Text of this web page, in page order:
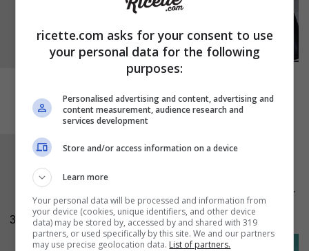
3
Infornate la teglia in forno caldo a 180°C per
circa 4-5 minuti
capovolgete i dolcetti, fateli cuocere ancora per
4-5 minuti e sfornate.
ricette.com asks for your consent to use
your personal data for the following
purposes:
Personalised advertising and content, advertising and
content measurement, audience research and
services development
Store and/or access information on a device
Learn more
Your personal data will be processed and information from
your device (cookies, unique identifiers, and other device
data) may be stored by, accessed by and shared with 319
partners, or used specifically by this site. We and our partners
may use precise geolocation data. List of partners.